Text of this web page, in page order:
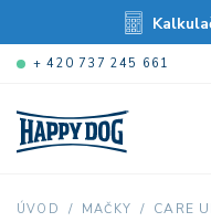
+ 420 737 245 661
ÚVOD MAČKY CARE